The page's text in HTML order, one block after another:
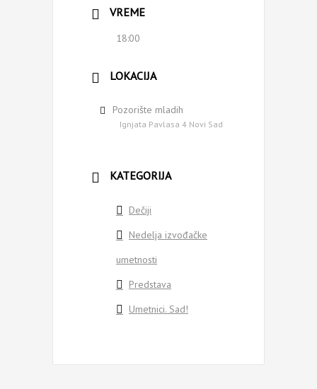
VREME
18:00
LOKACIJA
Pozorište mladih
Ignjata Pavlasa 4 Novi Sad
KATEGORIJA
Dečiji
Nedelja izvođačke
umetnosti
Predstava
Umetnici. Sad!